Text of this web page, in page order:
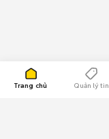
Trang chủ Quản lý tin